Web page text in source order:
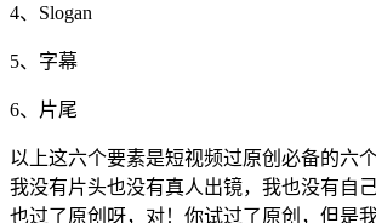
4、Slogan
5、字幕
6、片尾
以上这六个要素是短视频过原创必备的六
我没有片头也没有真人出镜，我也没有自
也过了原创呀，对！你试过了原创，但是